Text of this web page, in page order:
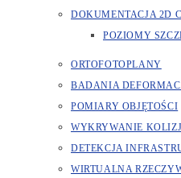
DOKUMENTACJA 2D
POZIOMY
ORTOFOTOPLANY
BADANIA
POMIARY OBJĘTOŚCI
WYKRYWANIE
DETEKCJA
WIRTUALNA